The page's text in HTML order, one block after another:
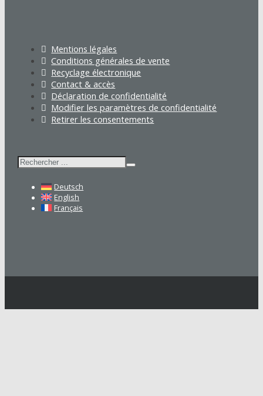
Mentions légales
Conditions générales de vente
Recyclage électronique
Contact & accès
Déclaration de confidentialité
Modifier les paramètres de confidentialité
Retirer les consentements
Rechercher
Deutsch
English
Français